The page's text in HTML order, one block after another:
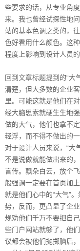
些要求的话，从专业角
来。我也曾经试探性地
站的基本色调之类的，
色好看用什么颜色。这
程度上影响到设计人员的
回到文章标题提到的“大
清楚，但大多数的企业
里。可能这就是他们在
经大脑思索就硬生生地
做的大气，他们也拿不
轻浮，而不得不做出的
对于设计人员来说，“大
不是说做就能做出来的
言传。飘朵白云，放个
般强调一定要在首页加
就是他们心中的“大气”
势，反而，更凸显了企
规劝他们千万不要把自
些门户网站就够了，他
议都会被他们抛掷脑后